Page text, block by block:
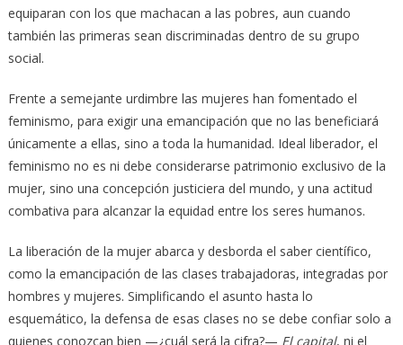
equiparan con los que machacan a las pobres, aun cuando
también las primeras sean discriminadas dentro de su grupo
social.
Frente a semejante urdimbre las mujeres han fomentado el
feminismo, para exigir una emancipación que no las beneficiará
únicamente a ellas, sino a toda la humanidad. Ideal liberador, el
feminismo no es ni debe considerarse patrimonio exclusivo de la
mujer, sino una concepción justiciera del mundo, y una actitud
combativa para alcanzar la equidad entre los seres humanos.
La liberación de la mujer abarca y desborda el saber científico,
como la emancipación de las clases trabajadoras, integradas por
hombres y mujeres. Simplificando el asunto hasta lo
esquemático, la defensa de esas clases no se debe confiar solo a
quienes conozcan bien —¿cuál será la cifra?— El capital, ni el